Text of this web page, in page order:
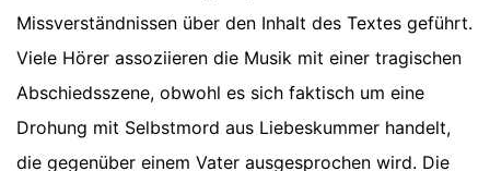
Missverständnissen über den Inhalt des Textes geführt.
Viele Hörer assoziieren die Musik mit einer tragischen
Abschiedsszene, obwohl es sich faktisch um eine
Drohung mit Selbstmord aus Liebeskummer handelt,
die gegenüber einem Vater ausgesprochen wird. Die